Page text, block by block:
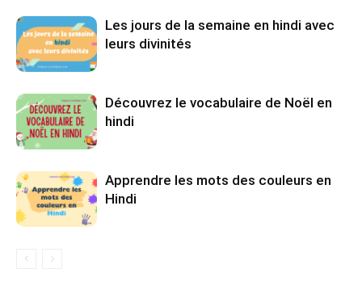
Les jours de la semaine en hindi avec
leurs divinités
Découvrez le vocabulaire de Noël en
hindi
Apprendre les mots des couleurs en
Hindi